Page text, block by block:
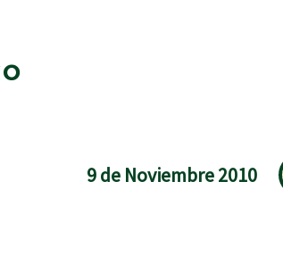
9 de Noviembre 2010